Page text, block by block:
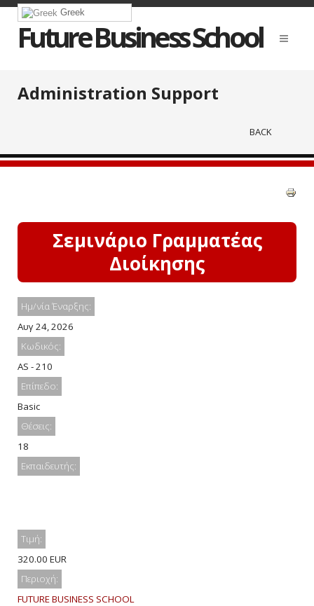
Greek
Future Business School
Administration Support
BACK
Σεμινάριο Γραμματέας
Διοίκησης
Ημ/νία Έναρξης:
Αυγ 24, 2026
Κωδικός:
AS - 210
Επίπεδο:
Basic
Θέσεις:
18
Εκπαιδευτής:
Τιμή:
320.00 EUR
Περιοχή:
FUTURE BUSINESS SCHOOL